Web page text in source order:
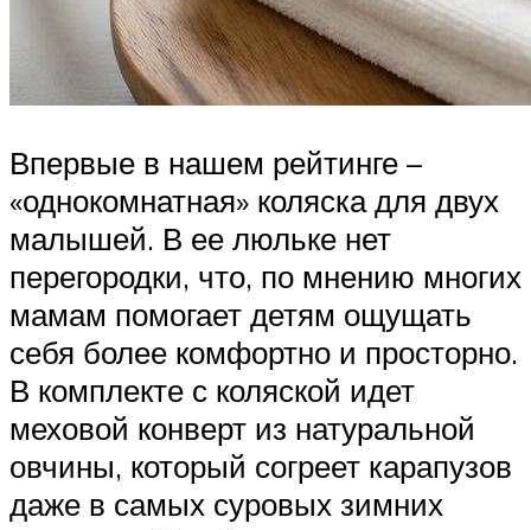
Впервые в нашем рейтинге –
«однокомнатная» коляска для двух
малышей. В ее люльке нет
перегородки, что, по мнению многих
мамам помогает детям ощущать
себя более комфортно и просторно.
В комплекте с коляской идет
меховой конверт из натуральной
овчины, который согреет карапузов
даже в самых суровых зимних